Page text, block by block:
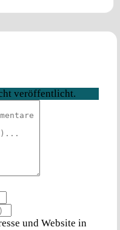
veröffentlicht.
und Website in